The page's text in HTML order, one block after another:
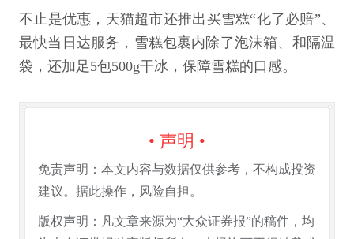
不止是优惠，天猫超市还推出买雪糕“化了必赔”、
最快当日达服务，雪糕包裹内除了泡沫箱、和隔温
袋，还加足5包500g干冰，保障雪糕的口感。
• 声明 •
免责声明：本文内容与数据仅供参考，不构成投资
建议。据此操作，风险自担。
版权声明：凡文章来源为“大众证券报”的稿件，均